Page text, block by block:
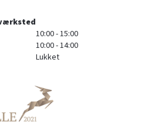
10:00 - 15:00
10:00 - 14:00
Lukket